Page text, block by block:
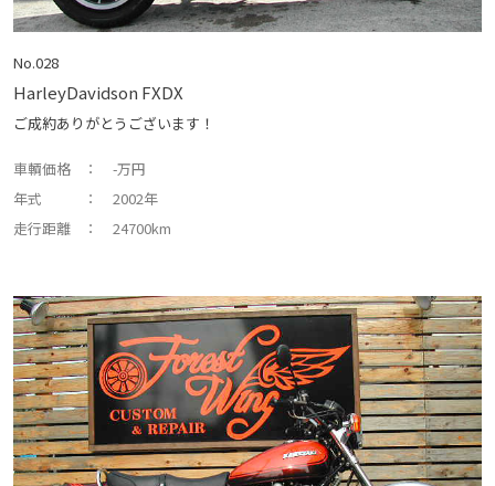
No.028
HarleyDavidson FXDX
ご成約ありがとうございます！
車輌価格
： -万円
年式
： 2002年
走行距離
： 24700km